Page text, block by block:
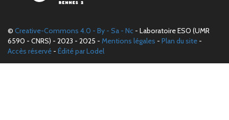
© Creative-Commons 4.0 - By - Sa - Nc - Laboratoire ESO (UMR
6590 - CNRS) - 2023 - 2025 - Mentions légales - Plan du site -
Accès réservé - Édité par Lodel